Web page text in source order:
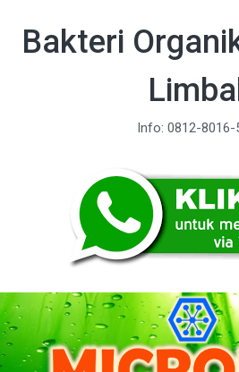
Bakteri
Info: 0812-8016-